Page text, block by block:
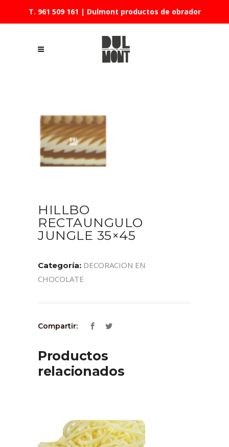
T. 961 509 161 | Dulmont productos de obrador
HILLBO
RECTAUNGULO
JUNGLE 35×45
Categoría: DECORACION EN
CHOCOLATE
Compartir:
Productos
relacionados